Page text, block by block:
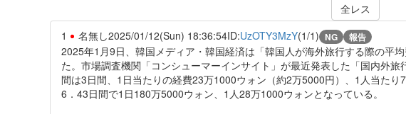
全レス
1
名無し2025/01/12(Sun) 18:36:54ID:UzOTY3MzY(1/1) NG 報告
2025年1月9日、韓国メディア・韓国経済は「韓国人が海外旅行する際の平
た。市場調査機関「コンシューマーインサイト」が最近発表した「国内外
間は3日間、1日当たりの経費23万1000ウォン（約2万5000円）、1人当た
6．43日間で1日180万5000ウォン、1人28万1000ウォンとなっている。